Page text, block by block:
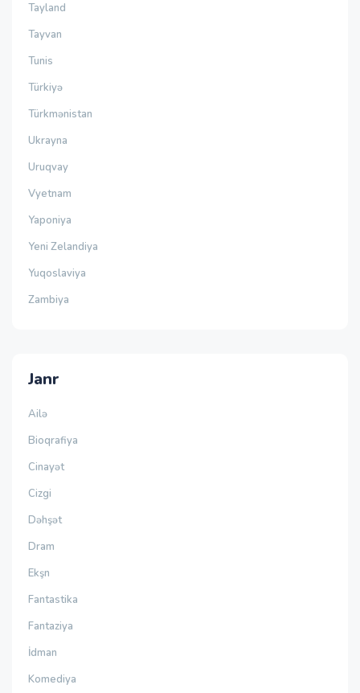
Tayland
Tayvan
Tunis
Türkiyə
Türkmənistan
Ukrayna
Uruqvay
Vyetnam
Yaponiya
Yeni Zelandiya
Yuqoslaviya
Zambiya
Janr
Ailə
Bioqrafiya
Cinayət
Cizgi
Dəhşət
Dram
Ekşn
Fantastika
Fantaziya
İdman
Komediya